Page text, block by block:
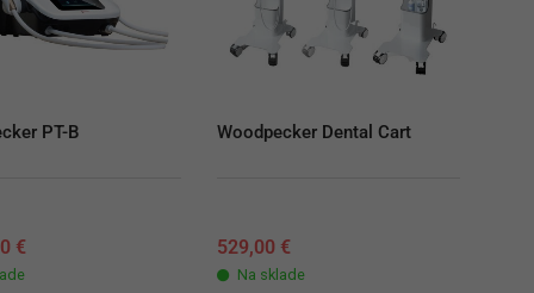
PT-B
€
Woodpecker Dental Cart
529,00 €
Na sklade